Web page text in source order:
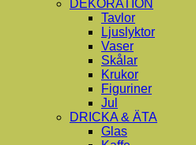
DEKORATION
Tavlor
Ljuslyktor
Vaser
Skålar
Krukor
Figuriner
Jul
DRICKA & ÄTA
Glas